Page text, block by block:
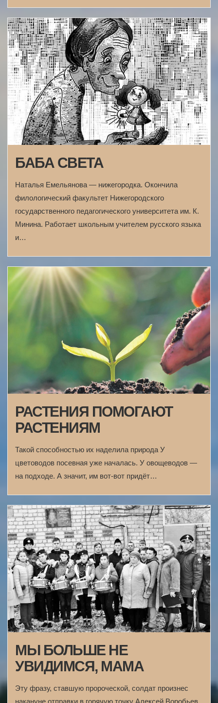
БАБА СВЕТА
Наталья Емельянова — нижегородка. Окончила
филологический факультет Нижегородского
государственного педагогического университета им. К.
Минина. Работает школьным учителем русского языка
и…
РАСТЕНИЯ ПОМОГАЮТ
РАСТЕНИЯМ
Такой способностью их наделила природа У
цветоводов посевная уже началась. У овощеводов —
на подходе. А значит, им вот-вот придёт…
МЫ БОЛЬШЕ НЕ
УВИДИМСЯ, МАМА
Эту фразу, ставшую пророческой, солдат произнес
накануне отправки в горячую точку Алексей Воробьев